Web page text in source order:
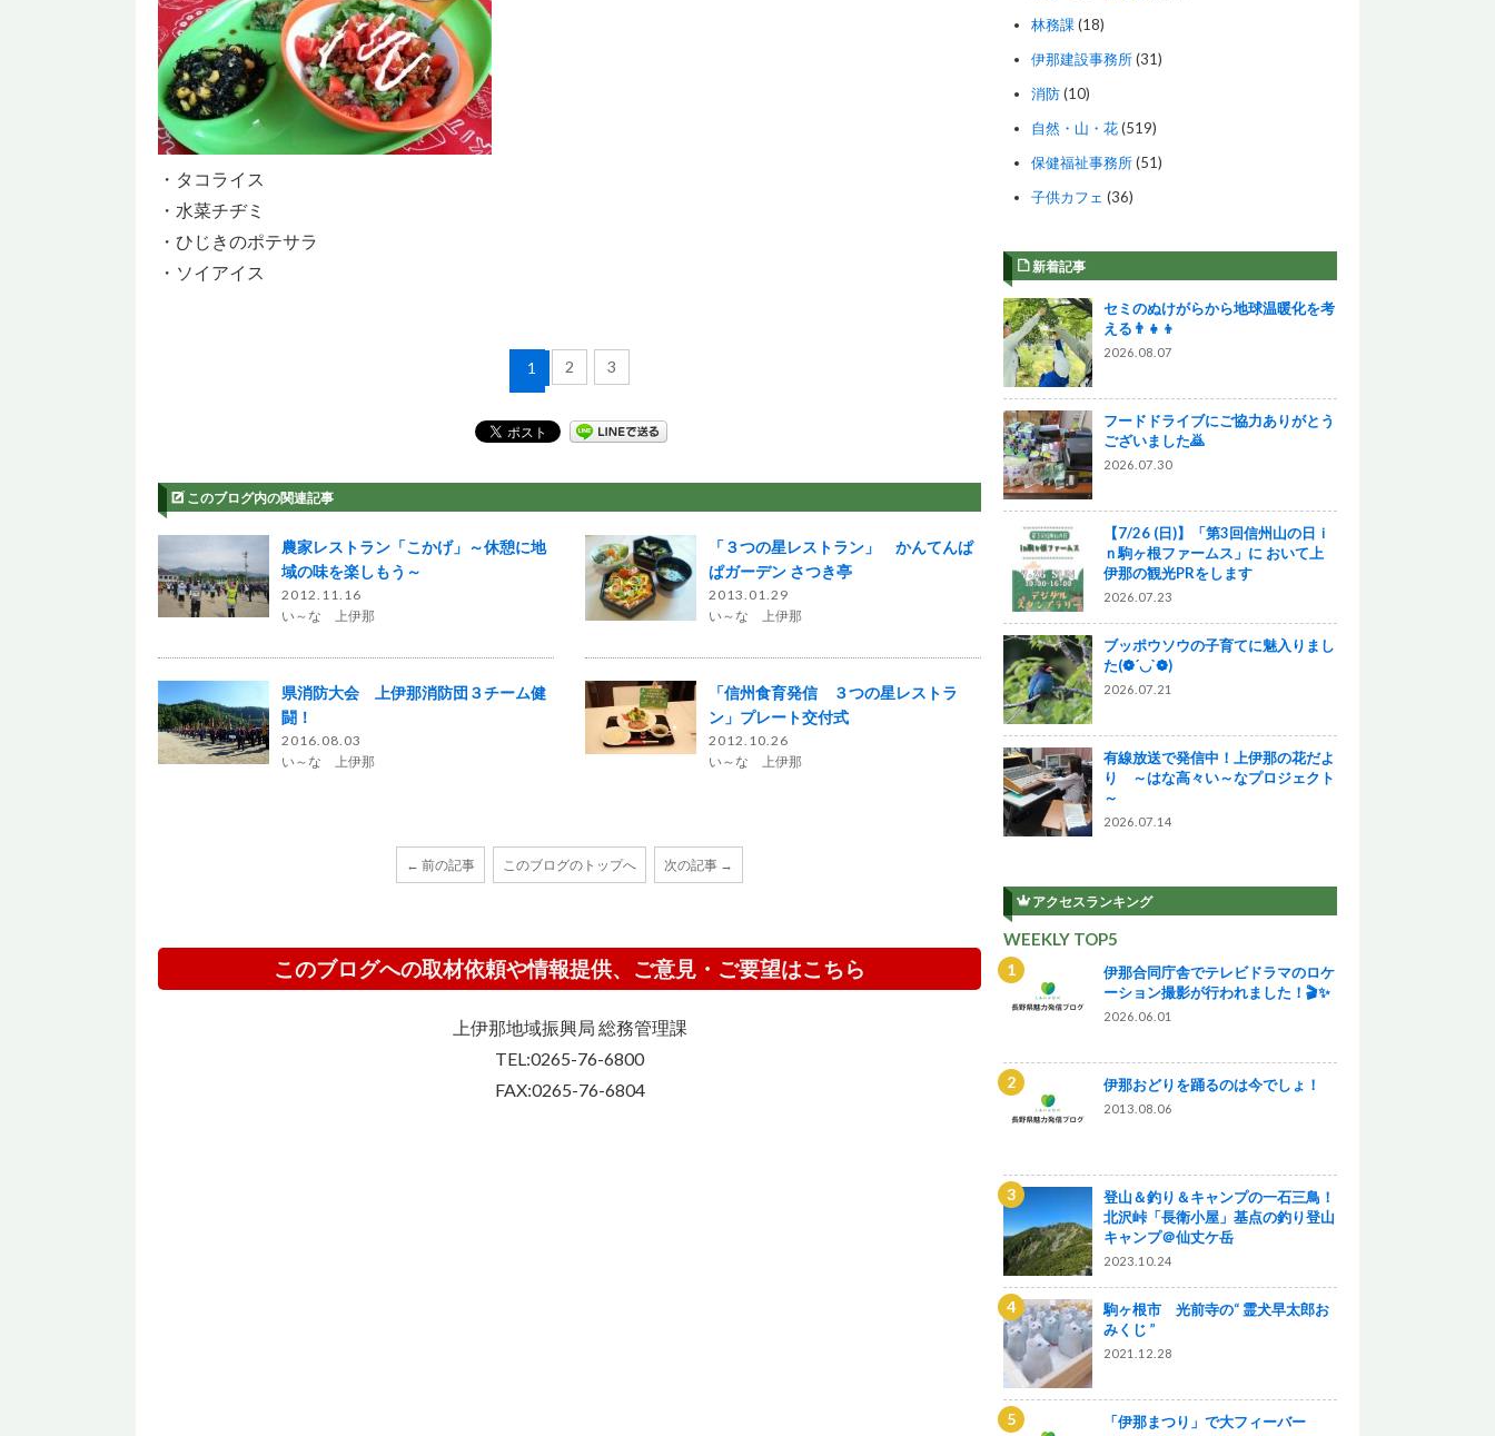
・タコライス
・水菜チヂミ
・ひじきのポテサラ
・ソイアイス
1 2 3
このブログ内の関連記事
農家レストラン「こかげ」～休憩に地
域の味を楽しもう～
2012.11.16
い～な 上伊那
「３つの星レストラン」 かんてんぱ
ぱガーデン さつき亭
2013.01.29
い～な 上伊那
県消防大会 上伊那消防団３チーム健
闘！
2016.08.03
い～な 上伊那
「信州食育発信 ３つの星レストラ
ン」プレート交付式
2012.10.26
い～な 上伊那
← 前の記事 このブログのトップへ 次の記事 →
このブログへの取材依頼や情報提供、ご意見・ご要望はこちら
上伊那地域振興局 総務管理課
TEL:0265-76-6800
FAX:0265-76-6804
林務課 (18)
伊那建設事務所(31)
消防(10)
自然・山・花(519)
保健福祉事務所(51)
子供カフェ (36)
新着記事
セミのぬけがらから地球温暖化を考
える👨‍👧‍👦
2026.08.07
フードドライブにご協力ありがとう
ございました🙇
2026.07.30
【7/26 (日)】「第3回信州山の日ｉ
ｎ駒ヶ根ファームス」に おいて上
伊那の観光PRをします
2026.07.23
ブッポウソウの子育てに魅入りまし
た(❁´◡`❁)
2026.07.21
有線放送で発信中！上伊那の花だよ
り ～はな高々い～なプロジェクト
～
2026.07.14
アクセスランキング
WEEKLY TOP5
伊那合同庁舎でテレビドラマのロケ
ーション撮影が行われました！🎬✨
2026.06.01
伊那おどりを踊るのは今でしょ！
2013.08.06
登山＆釣り＆キャンプの一石三鳥！
北沢峠「長衛小屋」基点の釣り登山
キャンプ＠仙丈ケ岳
2023.10.24
駒ヶ根市 光前寺の“ 霊犬早太郎お
みくじ ”
2021.12.28
「伊那まつり」で大フィーバー